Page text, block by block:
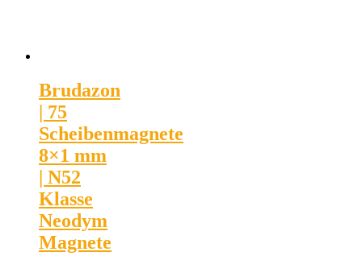
Brudazon
| 75
Scheibenmagnete
8×1 mm
| N52
Klasse
Neodym
Magnete